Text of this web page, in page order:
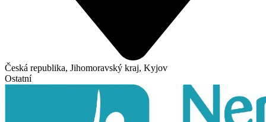
Česká republika, Jihomoravský kraj, Kyjov
Ostatní